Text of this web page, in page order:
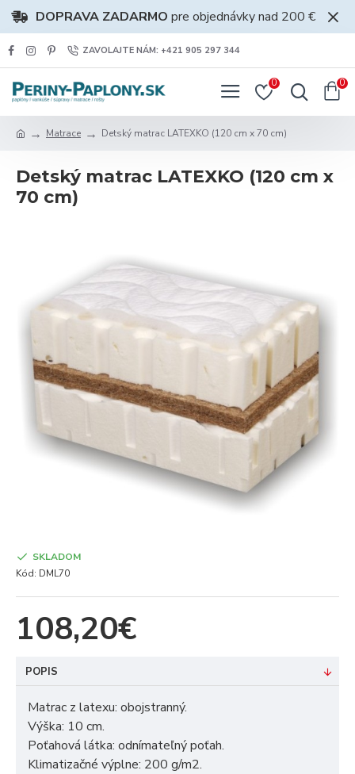
DOPRAVA ZADARMO pre objednávky nad 200 €
ZAVOLAJTE NÁM: +421 905 297 344
0 0
Matrace Detský matrac LATEXKO (120 cm x 70 cm)
Detský matrac LATEXKO (120 cm x
70 cm)
108,20€
SKLADOM
Kód: DML70
POPIS
Matrac z latexu: obojstranný.
Výška: 10 cm.
Poťahová látka: odnímateľný poťah.
Klimatizačné výplne: 200 g/m2.